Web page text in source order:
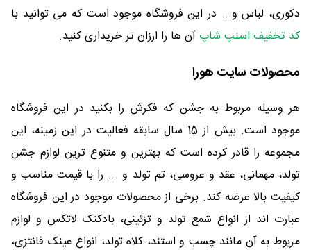
دکوری، لباس و... در این فروشگاه موجود است که می توانید با
کد تخفیف اسنپ شاپ آن ها را ارزان تر خریداری کنید.
محصولات سایت هورا
هر وسیله مربوط به جشن که فکرش را بکنید در این فروشگاه
موجود است. بیش از 15 سال سابقه فعالیت در این زمینه، این
مجموعه را قادر کرده است که بهترین و متنوع ترین لوازم جشن
تولد، مهمانی، عقد و عروسی، تم تولد و ... را با قیمت مناسب و
کیفیت بالا عرضه کند. برخی از محصولات موجود در این فروشگاه
عبارت اند از انواع شمع تولد و تزئینی، بادکنک لاتکس و لوازم
مربوط به آن مانند چسب و استند، کلاه تولد، انواع عینک فانتزی،